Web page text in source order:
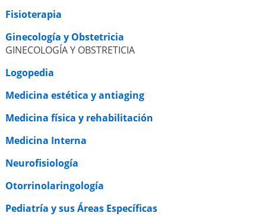
Fisioterapia
Ginecología y Obstetricia
GINECOLOGÍA Y OBSTRETICIA
Logopedia
Medicina estética y antiaging
Medicina física y rehabilitación
Medicina Interna
Neurofisiología
Otorrinolaringología
Pediatría y sus Áreas Específicas